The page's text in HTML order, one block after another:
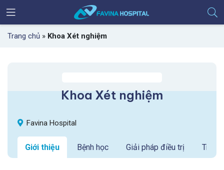
Trang chủ » Khoa Xét nghiệm
Khoa Xét nghiệm
Favina Hospital
Giới thiệu Bệnh học Giải pháp điều trị Trang